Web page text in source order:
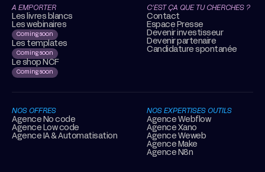
A EMPORTER
Les livres blancs
Les webinaires
Coming soon
Les templates
Coming soon
Le shop NCF
Coming soon
C’EST ÇA QUE TU CHERCHES ?
Contact
Espace Presse
Devenir investisseur
Devenir partenaire
Candidature spontanée
NOS OFFRES
Agence No code
Agence Low code
Agence IA & Automatisation
NOS EXPERTISES OUTILS
Agence Webflow
Agence Xano
Agence Weweb
Agence Make
Agence N8n